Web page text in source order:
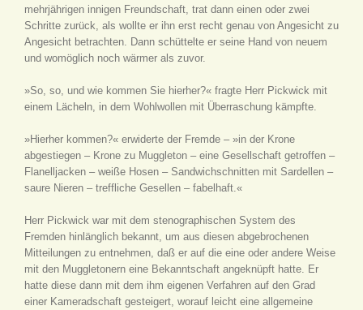
mehrjährigen innigen Freundschaft, trat dann einen oder zwei
Schritte zurück, als wollte er ihn erst recht genau von Angesicht zu
Angesicht betrachten. Dann schüttelte er seine Hand von neuem
und womöglich noch wärmer als zuvor.
»So, so, und wie kommen Sie hierher?« fragte Herr Pickwick mit
einem Lächeln, in dem Wohlwollen mit Überraschung kämpfte.
»Hierher kommen?« erwiderte der Fremde – »in der Krone
abgestiegen – Krone zu Muggleton – eine Gesellschaft getroffen –
Flanelljacken – weiße Hosen – Sandwichschnitten mit Sardellen –
saure Nieren – treffliche Gesellen – fabelhaft.«
Herr Pickwick war mit dem stenographischen System des
Fremden hinlänglich bekannt, um aus diesen abgebrochenen
Mitteilungen zu entnehmen, daß er auf die eine oder andere Weise
mit den Muggletonern eine Bekanntschaft angeknüpft hatte. Er
hatte diese dann mit dem ihm eigenen Verfahren auf den Grad
einer Kameradschaft gesteigert, worauf leicht eine allgemeine